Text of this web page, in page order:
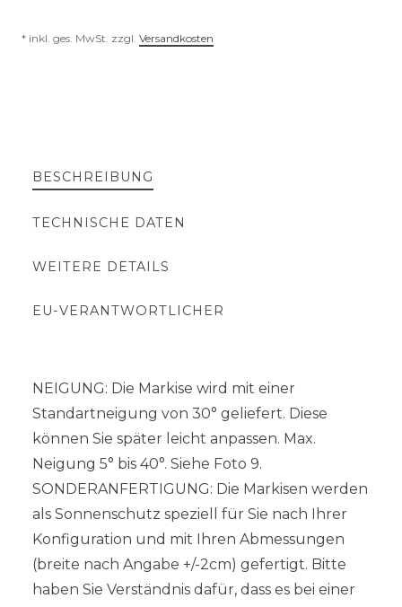
* inkl. ges. MwSt. zzgl. Versandkosten
BESCHREIBUNG
TECHNISCHE DATEN
WEITERE DETAILS
EU-VERANTWORTLICHER
NEIGUNG: Die Markise wird mit einer
Standartneigung von 30° geliefert. Diese
können Sie später leicht anpassen. Max.
Neigung 5° bis 40°. Siehe Foto 9.
SONDERANFERTIGUNG: Die Markisen werden
als Sonnenschutz speziell für Sie nach Ihrer
Konfiguration und mit Ihren Abmessungen
(breite nach Angabe +/-2cm) gefertigt. Bitte
haben Sie Verständnis dafür, dass es bei einer